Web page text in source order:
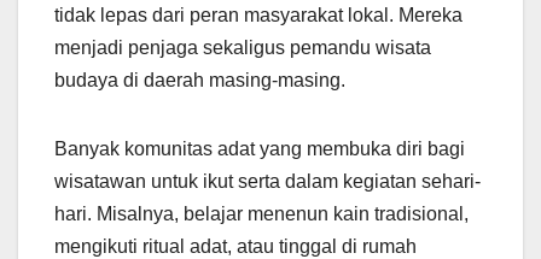
tidak lepas dari peran masyarakat lokal. Mereka
menjadi penjaga sekaligus pemandu wisata
budaya di daerah masing-masing.
Banyak komunitas adat yang membuka diri bagi
wisatawan untuk ikut serta dalam kegiatan sehari-
hari. Misalnya, belajar menenun kain tradisional,
mengikuti ritual adat, atau tinggal di rumah